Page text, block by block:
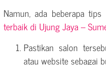
Namun, ada beberapa
terbaik di Ujung Jaya –
Pastikan salon
atau website sebagai